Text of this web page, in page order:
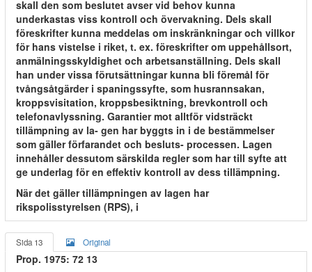
skall den som beslutet avser vid behov kunna
underkastas viss kontroll och övervakning. Dels skall
föreskrifter kunna meddelas om inskränkningar och villkor
för hans vistelse i riket, t. ex. föreskrifter om uppehållsort,
anmälningsskyldighet och arbetsanställning. Dels skall
han under vissa förutsättningar kunna bli föremål för
tvångsåtgärder i spaningssyfte, som husrannsakan,
kroppsvisitation, kroppsbesiktning, brevkontroll och
telefonavlyssning. Garantier mot alltför vidsträckt
tillämpning av la- gen har byggts in i de bestämmelser
som gäller förfarandet och besluts- processen. Lagen
innehåller dessutom särskilda regler som har till syfte att
ge underlag för en effektiv kontroll av dess tillämpning.
När det gäller tillämpningen av lagen har
rikspolisstyrelsen (RPS), i
Sida 13 Original
Prop. 1975: 72 13